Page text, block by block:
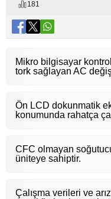
181
Mikro bilgisayar
tork sağlayan AC
Ön LCD dokunmatik
konumunda rahatça
CFC olmayan
üniteye sahiptir.
Çalışma verileri ve